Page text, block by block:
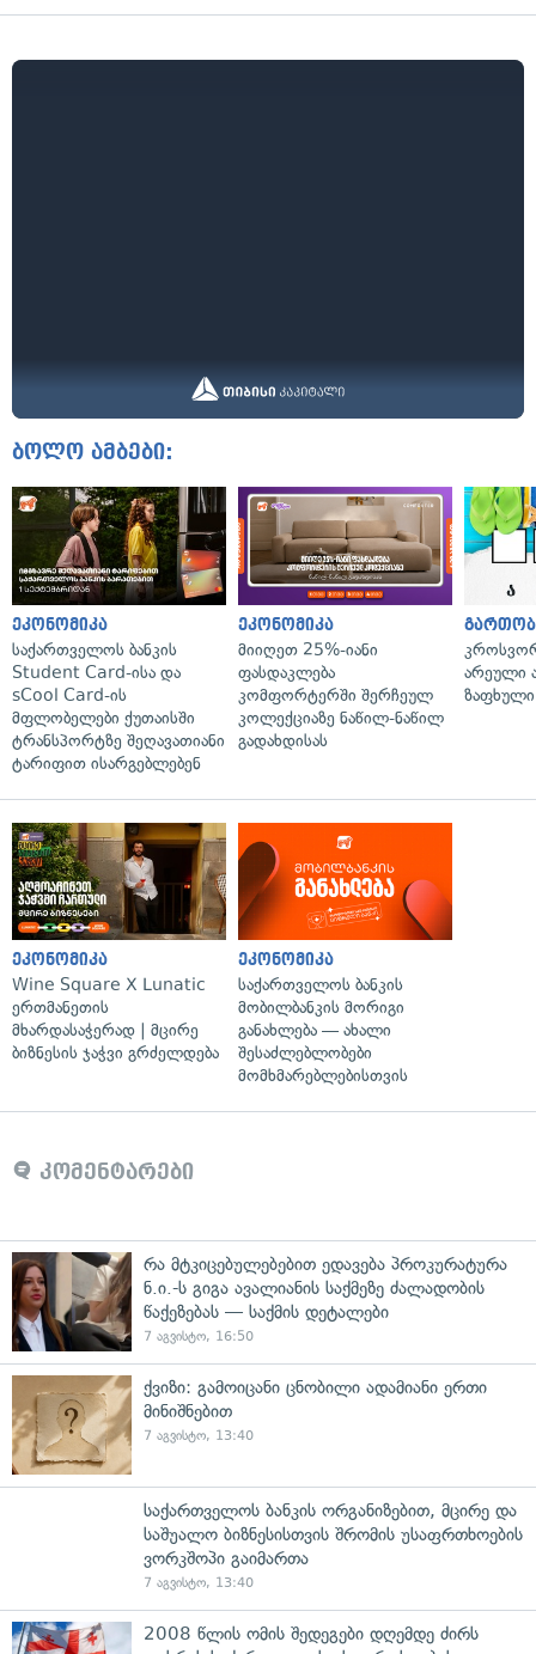
ბოლო ამბები:
ეკონომიკა
საქართველოს ბანკის
Student Card-ისა და
sCool Card-ის
მფლობელები ქუთაისში
ტრანსპორტზე შეღავათიანი
ტარიფით ისარგებლებენ
ეკონომიკა
მიიღეთ 25%-იანი
ფასდაკლება
კომფორტერში შერჩეულ
კოლექციაზე ნაწილ-ნაწილ
გადახდისას
არეული
ეკონომიკა
Wine Square X Lunatic
ერთმანეთის
მხარდასაჭერად | მცირე
ბიზნესის ჯაჭვი გრძელდება
ეკონომიკა
საქართველოს ბანკის
მობილბანკის მორიგი
განახლება — ახალი
შესაძლებლობები
მომხმარებლებისთვის
კომენტარები
რა მტკიცებულებებით ედავება პროკურატურა
ნ.ი.-ს გიგა ავალიანის საქმეზე ძალადობის
წაქეზებას — საქმის დეტალები
7 აგვისტო, 16:50
ქვიზი: გამოიცანი ცნობილი ადამიანი ერთი
მინიშნებით
7 აგვისტო, 13:40
საქართველოს ბანკის ორგანიზებით, მცირე და
საშუალო ბიზნესისთვის შრომის უსაფრთხოების
ვორკშოპი გაიმართა
7 აგვისტო, 13:40
2008 წლის ომის შედეგები დღემდე ძირს